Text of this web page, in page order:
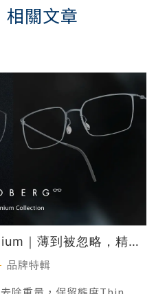
相關文章
｜薄到被忽略，精準
品牌特輯